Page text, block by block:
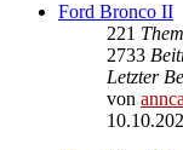
Ford Bronco II
221
2733
Letzter
von